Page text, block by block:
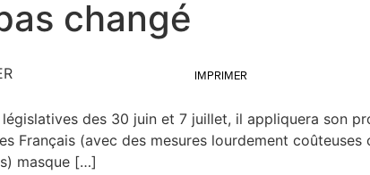
changé
IMPRIMER
légis­la­tives des 30 juin et 7 juillet, il appli­que­ra son
Fran­çais (avec des mesures lour­de­ment
masque […]